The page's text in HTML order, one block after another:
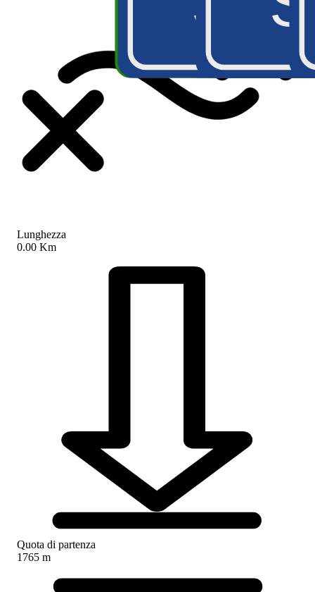
Lunghezza
0.00 Km
Quota di partenza
1765 m